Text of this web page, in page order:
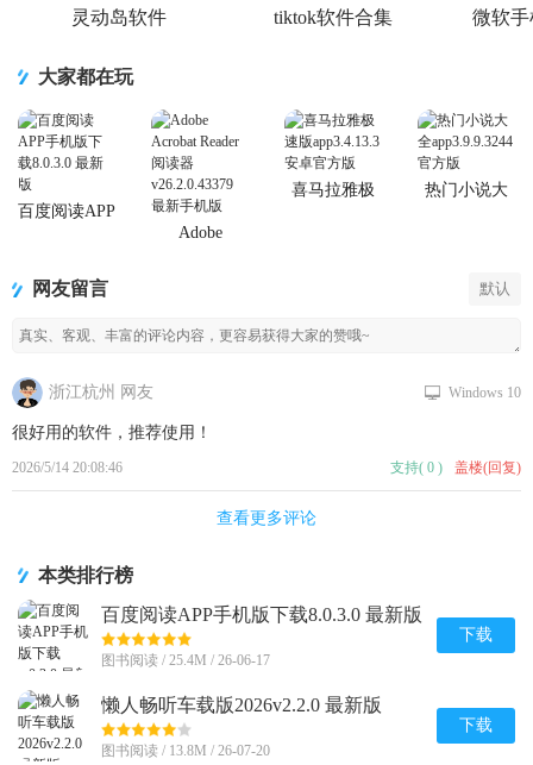
灵动岛软件 tiktok软件合集 微软手
大家都在玩
百度阅读APP
Adobe
喜马拉雅极
热门小说大
网友留言 默认
浙江杭州 网友
2026/5/14 20:08:46
很好用的软件，推荐使用！
Windows 10
支持( 0 ) 盖楼(回复)
查看更多评论
本类排行榜
百度阅读APP手机版下载8.0.3.0 最新版
图书阅读 / 25.4M / 26-06-17
下载
懒人畅听车载版2026v2.2.0 最新版
图书阅读 / 13.8M / 26-07-20
下载